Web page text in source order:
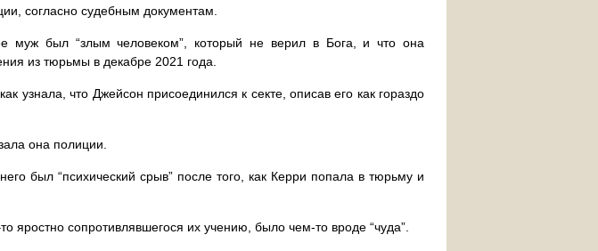
согласно судебным документам.
муж был “злым человеком”, который не верил в Бога, и что она
из тюрьмы в декабре 2021 года.
узнала, что Джейсон присоединился к секте, описав его как гораздо
она полиции.
был “психический срыв” после того, как Керри попала в тюрьму и
яростно сопротивлявшегося их учению, было чем-то вроде “чуда”.